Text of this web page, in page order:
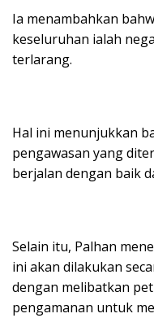
Ia menambahkan
keseluruhan ialah
terlarang.
Hal ini menunjukkan
pengawasan yang
berjalan dengan baik
Selain itu, Palhan
ini akan dilakukan
dengan melibatkan
pengamanan untuk